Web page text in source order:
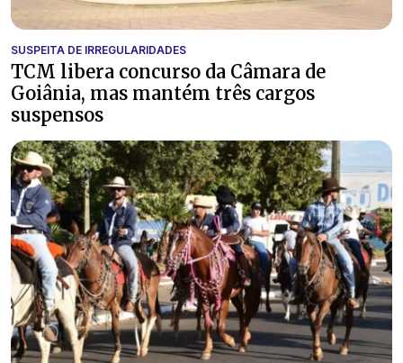
SUSPEITA DE IRREGULARIDADES
TCM libera concurso da Câmara de
Goiânia, mas mantém três cargos
suspensos